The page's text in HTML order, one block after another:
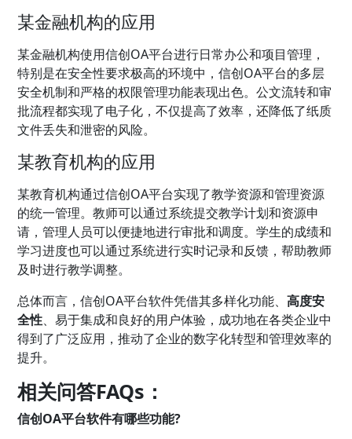
某金融机构的应用
某金融机构使用信创OA平台进行日常办公和项目管理，
特别是在安全性要求极高的环境中，信创OA平台的多层
安全机制和严格的权限管理功能表现出色。公文流转和审
批流程都实现了电子化，不仅提高了效率，还降低了纸质
文件丢失和泄密的风险。
某教育机构的应用
某教育机构通过信创OA平台实现了教学资源和管理资源
的统一管理。教师可以通过系统提交教学计划和资源申
请，管理人员可以便捷地进行审批和调度。学生的成绩和
学习进度也可以通过系统进行实时记录和反馈，帮助教师
及时进行教学调整。
总体而言，信创OA平台软件凭借其多样化功能、高度安
全性、易于集成和良好的用户体验，成功地在各类企业中
得到了广泛应用，推动了企业的数字化转型和管理效率的
提升。
相关问答FAQs：
信创OA平台软件有哪些功能?